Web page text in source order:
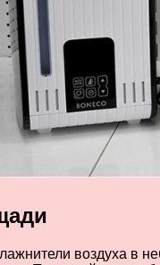
воздуха в